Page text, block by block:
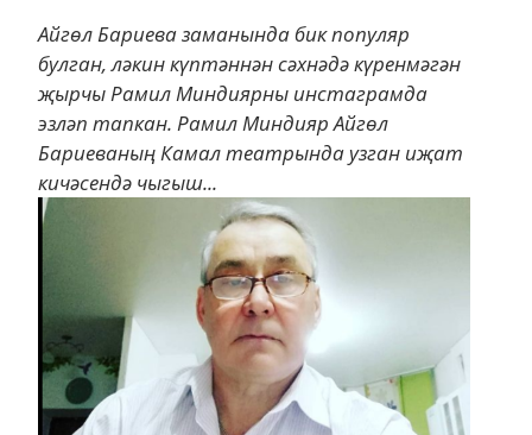
Айгөл Бариева заманында бик популяр
булган, ләкин күптәннән сәхнәдә күренмәгән
җырчы Рамил Миндиярны инстаграмда
эзләп тапкан. Рамил Миндияр Айгөл
Бариеваның Камал театрында узган иҗат
кичәсендә чыгыш...